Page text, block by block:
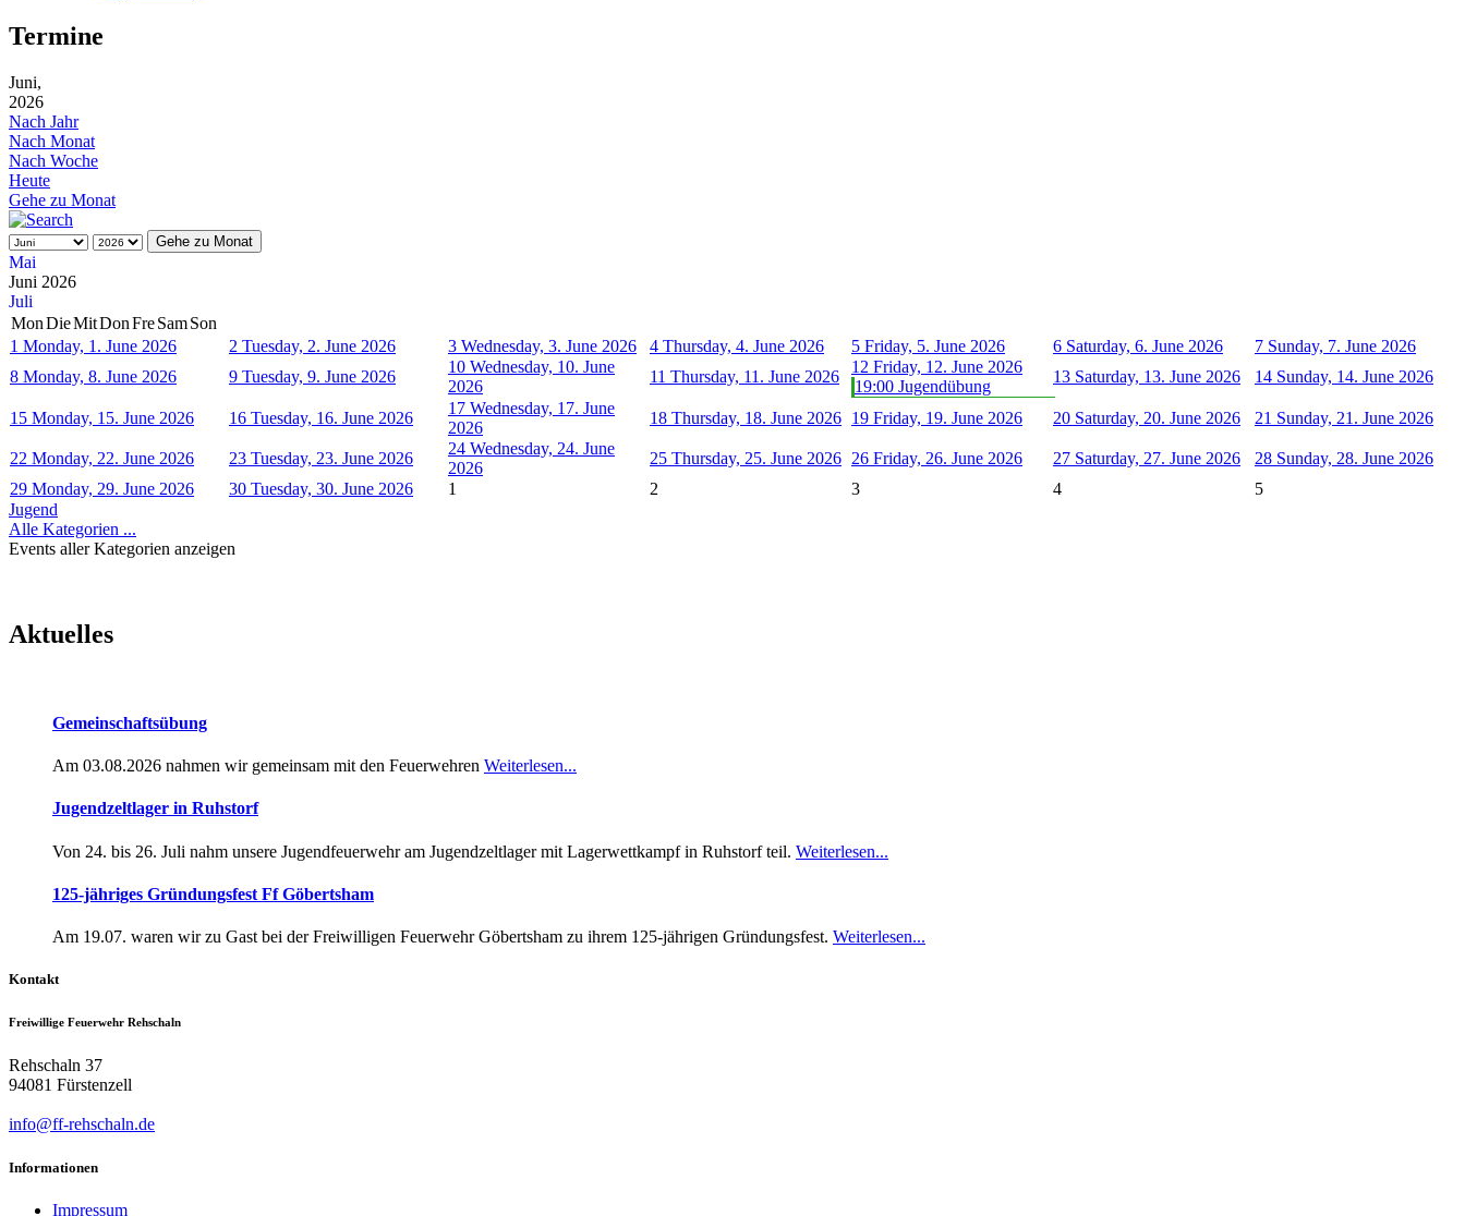
Termine
Juni,
2026
Nach Jahr
Nach Monat
Nach Woche
Heute
Gehe zu Monat
Gehe zu Monat
Mai
Juni 2026
Juli
MonDieMitDonFreSamSon
1 Monday, 1. June 2026 2 Tuesday, 2. June 2026 3 Wednesday, 3. June 2026 4 Thursday, 4. June 2026 5 Friday, 5. June 2026 6 Saturday, 6. June 2026 7 Sunday, 7. June 2026
8 Monday, 8. June 2026 9 Tuesday, 9. June 2026
10 Wednesday, 10. June
2026
11 Thursday, 11. June 2026
12 Friday, 12. June 2026
19:00 Jugendübung
13 Saturday, 13. June 2026 14 Sunday, 14. June 2026
15 Monday, 15. June 2026 16 Tuesday, 16. June 2026
17 Wednesday, 17. June
2026
18 Thursday, 18. June 2026 19 Friday, 19. June 2026 20 Saturday, 20. June 2026 21 Sunday, 21. June 2026
22 Monday, 22. June 2026 23 Tuesday, 23. June 2026
24 Wednesday, 24. June
2026
25 Thursday, 25. June 2026 26 Friday, 26. June 2026 27 Saturday, 27. June 2026 28 Sunday, 28. June 2026
29 Monday, 29. June 2026 30 Tuesday, 30. June 2026 1 2 3 4
5
Jugend
Alle Kategorien ...
Events aller Kategorien anzeigen
Aktuelles
Gemeinschaftsübung
Am 03.08.2026 nahmen wir gemeinsam mit den Feuerwehren Weiterlesen...
Jugendzeltlager in Ruhstorf
Von 24. bis 26. Juli nahm unsere Jugendfeuerwehr am Jugendzeltlager mit Lagerwettkampf in Ruhstorf teil. Weiterlesen...
125-jähriges Gründungsfest Ff Göbertsham
Am 19.07. waren wir zu Gast bei der Freiwilligen Feuerwehr Göbertsham zu ihrem 125-jährigen Gründungsfest. Weiterlesen...
Kontakt
Freiwillige Feuerwehr Rehschaln
Rehschaln 37
94081 Fürstenzell
info@ff-rehschaln.de
Informationen
Impressum